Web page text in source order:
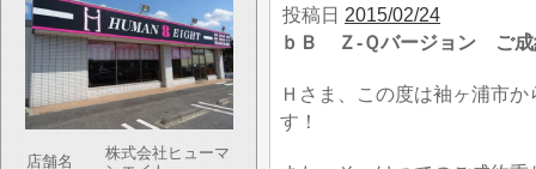
店舗名
株式会社ヒューマ
投稿日 2015/02/24
ｂＢ Ｚ-Ｑバージョン ご成
Ｈさま、この度は袖ヶ浦市
す！